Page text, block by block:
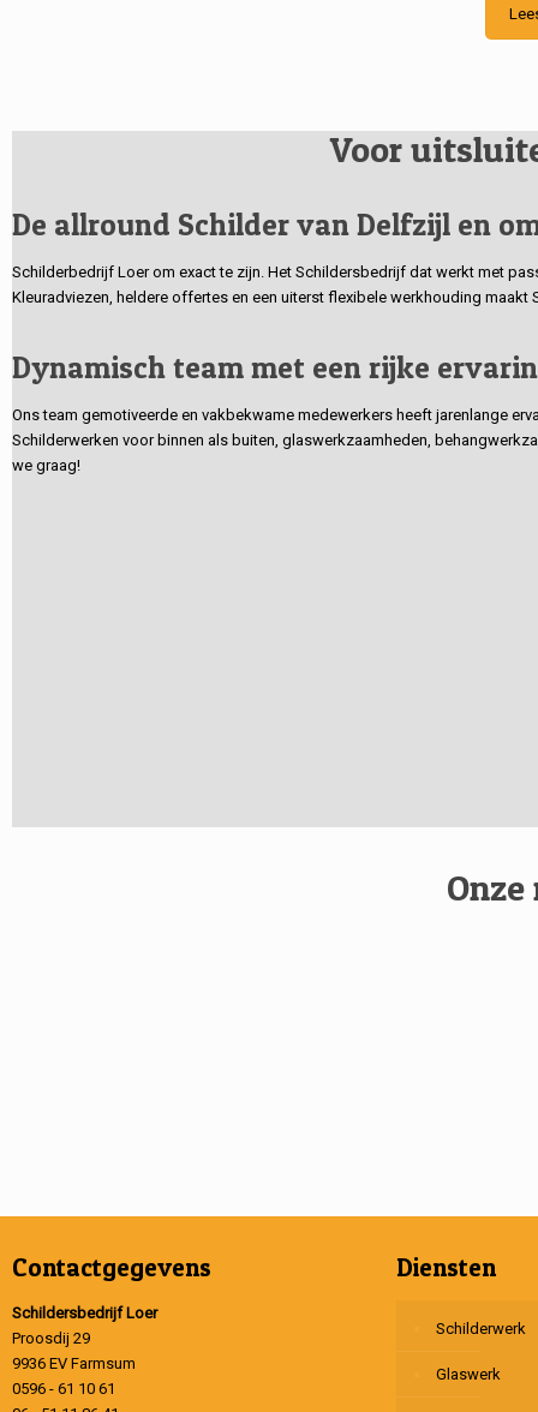
Voor
De allround Schilder van Delfzijl en
Schilderbedrijf Loer om exact te zijn. Het Schildersbedrijf dat werkt met
Kleuradviezen, heldere offertes en een uiterst flexibele werkhouding
Dynamisch team met een rijke
Ons team gemotiveerde en vakbekwame medewerkers heeft jarenlange
Schilderwerken voor binnen als buiten, glaswerkzaamheden,
we graag!
Contactgegevens
Schildersbedrijf Loer
Proosdij 29
9936 EV Farmsum
0596 - 61 10 61
Diensten
Schilderwerk
Glaswerk